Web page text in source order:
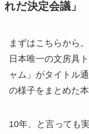
れだ決定会議」
まずはこちらから。
日本唯一の文房具
ャム」がタイトル
の様子をまとめた本
10年、と言っても